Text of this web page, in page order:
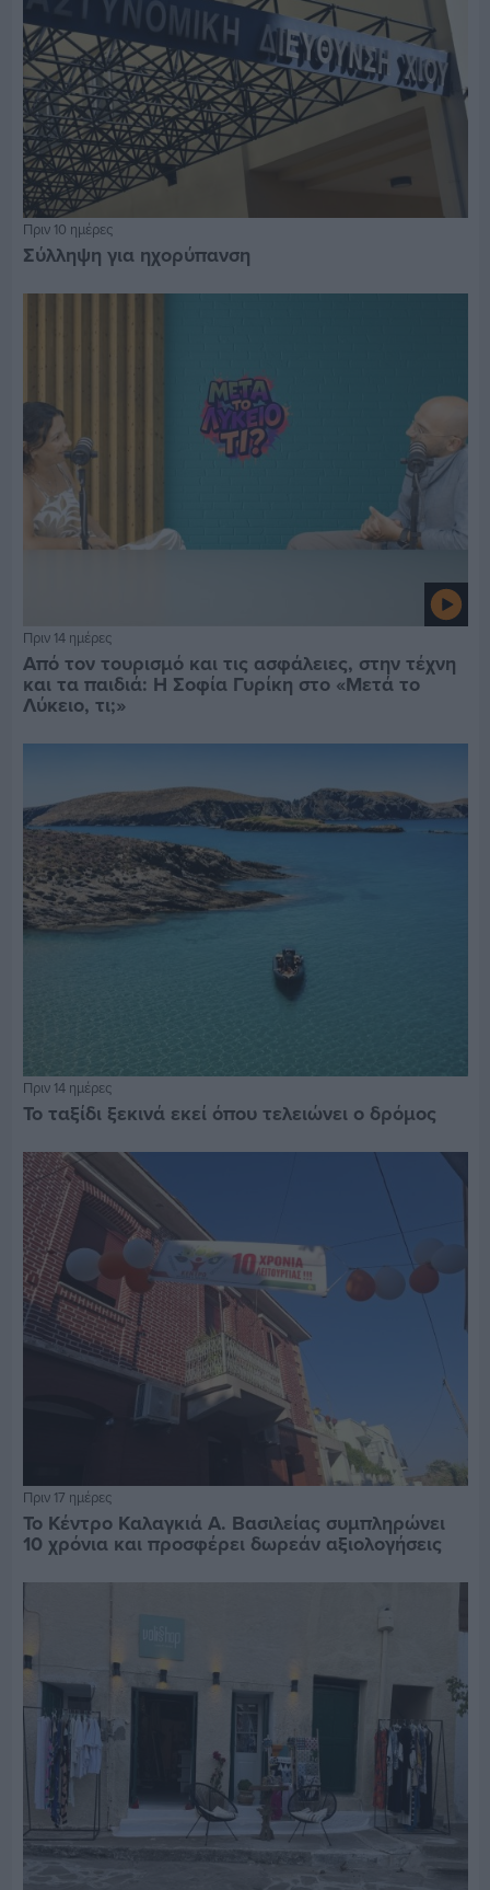
Πριν 10 ημέρες
Σύλληψη για ηχορύπανση
Πριν 14 ημέρες
Από τον τουρισμό και τις ασφάλειες, στην τέχνη
και τα παιδιά: Η Σοφία Γυρίκη στο «Μετά το
Λύκειο, τι;»
Πριν 14 ημέρες
Το ταξίδι ξεκινά εκεί όπου τελειώνει ο δρόμος
Πριν 17 ημέρες
Το Κέντρο Καλαγκιά Α. Βασιλείας συμπληρώνει
10 χρόνια και προσφέρει δωρεάν αξιολογήσεις